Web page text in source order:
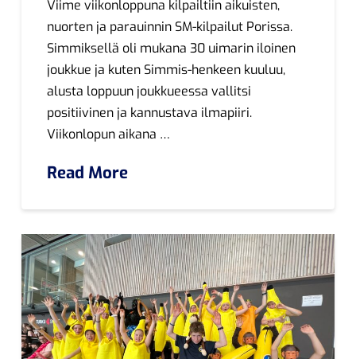
Viime viikonloppuna kilpailtiin aikuisten,
nuorten ja parauinnin SM-kilpailut Porissa.
Simmiksellä oli mukana 30 uimarin iloinen
joukkue ja kuten Simmis-henkeen kuuluu,
alusta loppuun joukkueessa vallitsi
positiivinen ja kannustava ilmapiiri.
Viikonlopun aikana …
Read More